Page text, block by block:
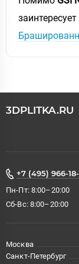
заинтересует
3DPLITKA.RU
+7 (495) 966-
Пн-Пт: 8:00–20:00
Сб-Вс: 8:00–20:00
Москва
Санкт-Петербург